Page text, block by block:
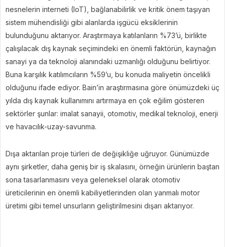
nesnelerin interneti (IoT), bağlanabilirlik ve kritik önem taşıyan
sistem mühendisliği gibi alanlarda işgücü eksiklerinin
bulunduğunu aktarıyor. Araştırmaya katılanların %73’ü, birlikte
çalışılacak dış kaynak seçimindeki en önemli faktörün, kaynağın
sanayi ya da teknoloji alanındaki uzmanlığı olduğunu belirtiyor.
Buna karşılık katılımcıların %59’u, bu konuda maliyetin öncelikli
olduğunu ifade ediyor. Bain’in araştırmasına göre önümüzdeki üç
yılda dış kaynak kullanımını artırmaya en çok eğilim gösteren
sektörler şunlar: imalat sanayii, otomotiv, medikal teknoloji, enerji
ve havacılık-uzay-savunma.
Dışa aktarılan proje türleri de değişikliğe uğruyor. Günümüzde
aynı şirketler, daha geniş bir iş skalasını, örneğin ürünlerin baştan
sona tasarlanmasını veya geleneksel olarak otomotiv
üreticilerinin en önemli kabiliyetlerinden olan yanmalı motor
üretimi gibi temel unsurların geliştirilmesini dışarı aktarıyor.